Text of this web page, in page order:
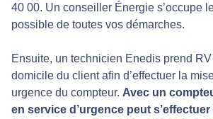
40 00. Un conseiller Énergie s’occupe
possible de toutes vos démarches.
Ensuite, un technicien Enedis prend
domicile du client afin d’effectuer la
urgence du compteur. Avec un
en service d’urgence peut